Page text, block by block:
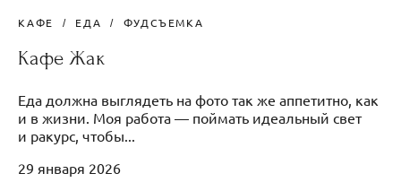
КАФЕ ЕДА ФУДСЪЕМКА
Кафе Жак
Еда должна выглядеть на фото так же аппетитно, как
и в жизни. Моя работа — поймать идеальный свет
и ракурс, чтобы...
29 января 2026